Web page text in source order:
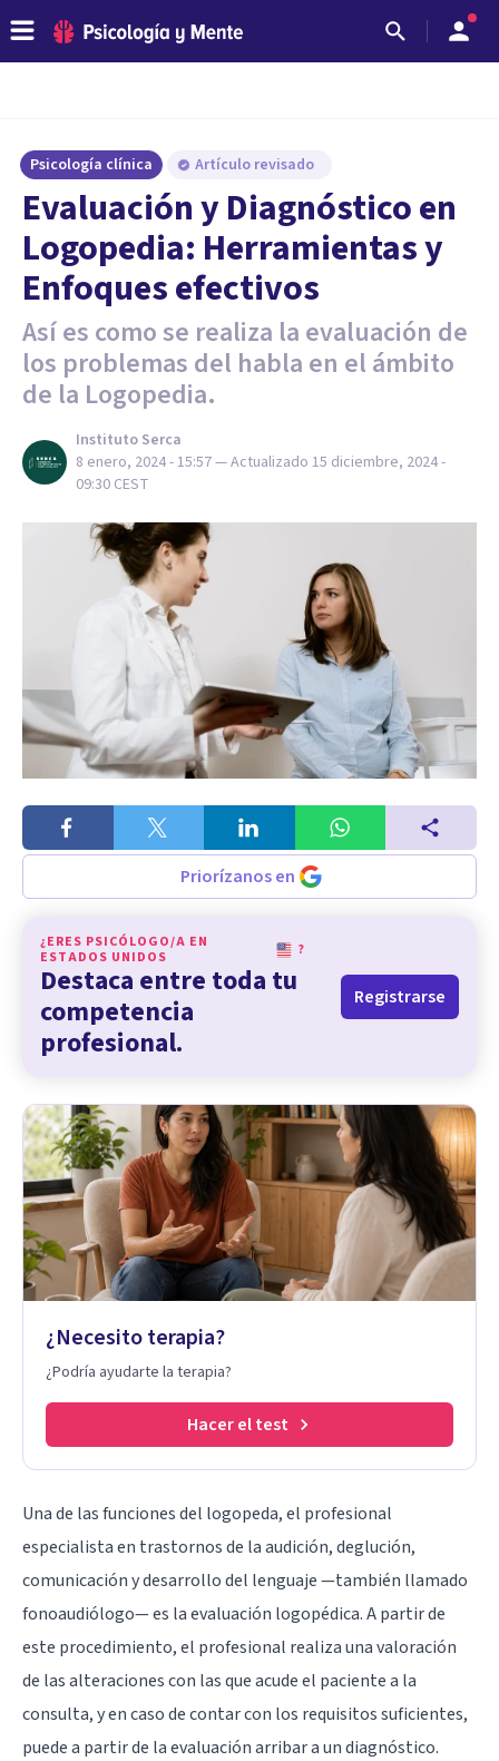
Psicología clínica Artículo revisado
Evaluación y Diagnóstico en
Logopedia: Herramientas y
Enfoques efectivos
Así es como se realiza la evaluación de
los problemas del habla en el ámbito
de la Logopedia.
Instituto Serca
8 enero, 2024 - 15:57— Actualizado 15 diciembre, 2024 -
09:30 CEST
Priorízanos en
¿ERES PSICÓLOGO/A EN
ESTADOS UNIDOS
?
Destaca entre toda tu
competencia
profesional.
Registrarse
¿Necesito terapia?
¿Podría ayudarte la terapia?
Hacer el test
Una de las funciones del logopeda, el profesional
especialista en trastornos de la audición, deglución,
comunicación y desarrollo del lenguaje —también llamado
fonoaudiólogo— es la evaluación logopédica. A partir de
este procedimiento, el profesional realiza una valoración
de las alteraciones con las que acude el paciente a la
consulta, y en caso de contar con los requisitos suficientes,
puede a partir de la evaluación arribar a un diagnóstico.